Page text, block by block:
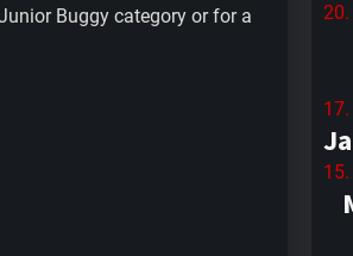
Buggy category or for a